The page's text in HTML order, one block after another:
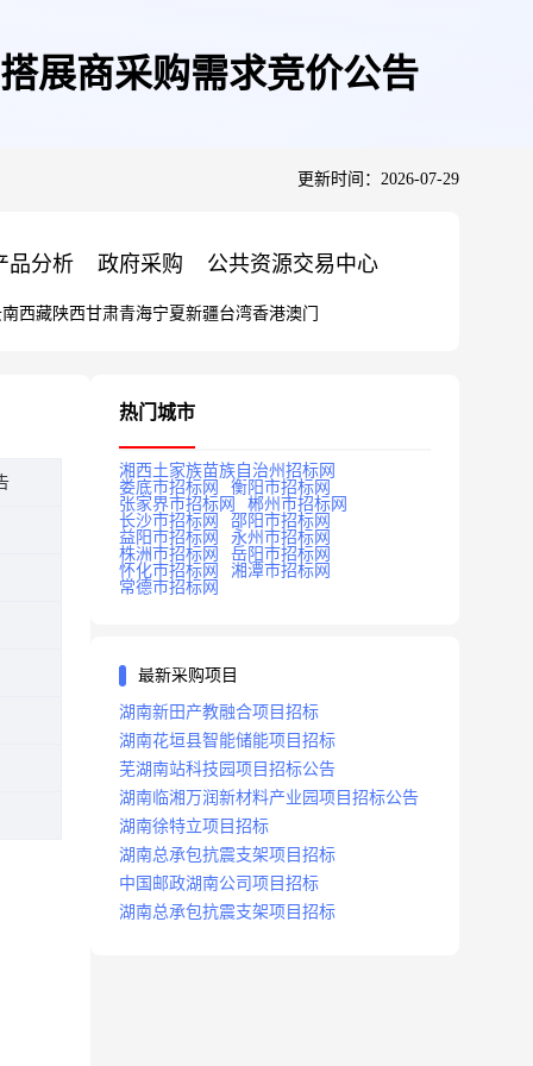
展商采购需求竞价公告
更新时间：2026-07-29
品分析 政府采购 公共资源交易中心
西藏陕西甘肃青海宁夏新疆台湾香港澳门
热门城市
湘西土家族苗族自治州招标网
娄底市招标网
衡阳市招标网
张家界市招标网
郴州市招标网
长沙市招标网
邵阳市招标网
益阳市招标网
永州市招标网
株洲市招标网
岳阳市招标网
怀化市招标网
湘潭市招标网
常德市招标网
最新采购项目
湖南新田产教融合项目招标
湖南花垣县智能储能项目招标
芜湖南站科技园项目招标公告
湖南临湘万润新材料产业园项目招标公告
湖南徐特立项目招标
湖南总承包抗震支架项目招标
中国邮政湖南公司项目招标
湖南总承包抗震支架项目招标